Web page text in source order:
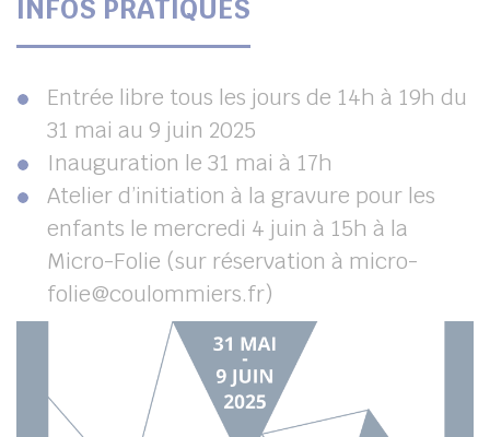
INFOS PRATIQUES
Entrée libre tous les jours de 14h à 19h du
31 mai au 9 juin 2025
Inauguration le 31 mai à 17h
Atelier d’initiation à la gravure pour les
enfants le mercredi 4 juin à 15h à la
Micro-Folie (sur réservation à micro-
folie@coulommiers.fr)